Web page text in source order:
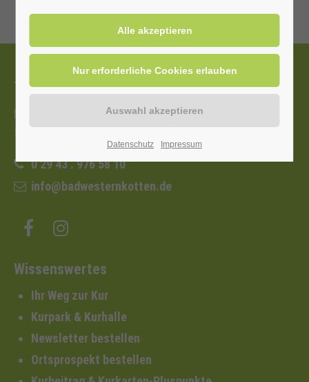
Tourist-Information
Nordstraße 2b
59597 Bad Westernkotten
0 29 43 . 976 58 10
info@badwesternkotten.de
Wissenswertes
Ihr Weg zur Kur
Kurpark & Kurhalle
Newsletter bestellen
Ortsprospekt bestellen
Datenschutz Impressum